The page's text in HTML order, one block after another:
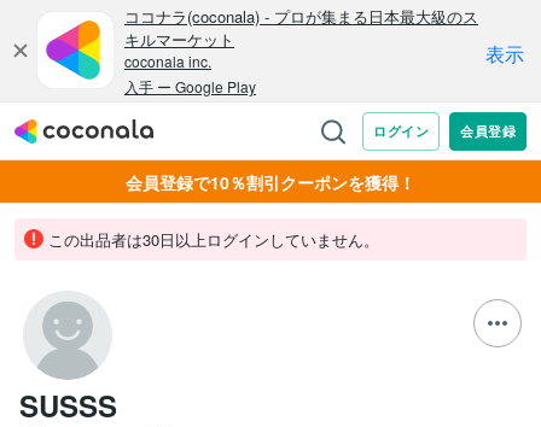
会員登録で10％割引クーポンを獲得！
この出品者は30日以上ログインしていません。
SUSSS